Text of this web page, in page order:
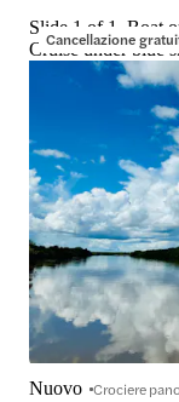
Cancellazione
Slide 1 of 1, Boat
Cruise under blue
Nuovo Crociere